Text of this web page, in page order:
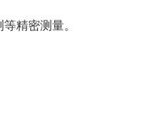
精密测量。